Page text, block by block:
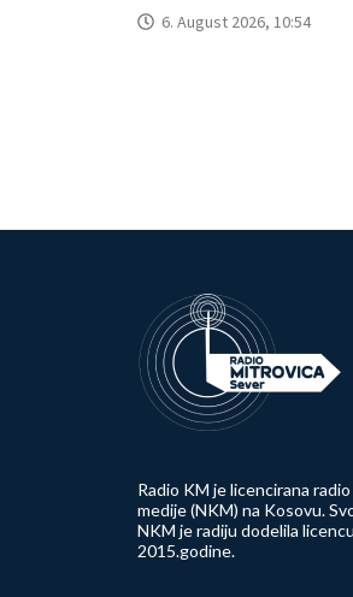
6. August 2026, 10:54
Radio KM je licencirana
medije (NKM) na Kosovu.
NKM je radiju dodelila
2015.godine.